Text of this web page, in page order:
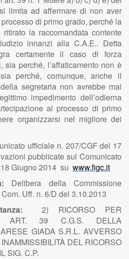
limita ad affermare di non aver
di primo grado, perché la
la raccomandata contente
innanzi alla C.A.E.. Detta
certamente il caso di forza
sia perché, l’affaticamento non è
perché, comunque, anche il
segretaria non avrebbe mai
impedimento dell’odierna
al processo di primo
organizzarsi nel migliore dei
ufficiale n. 207/CGF del 17
pubblicate sul Comunicato
Giugno 2014 su www.figc.it
Delibera della Commissione
Uff. n. 6/D del 3.10.2013
2) RICORSO PER
ART. 39 C.G.S. DELLA
GIADA S.R.L. AVVERSO
DEL RICORSO
SIG. C.P.